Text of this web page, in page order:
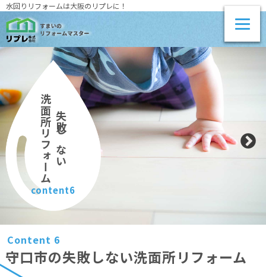
水回りリフォームは大阪のリプレに！
失敗しない
洗面所リフォーム
content6
Content 6
守口市の失敗しない洗面所リフォーム